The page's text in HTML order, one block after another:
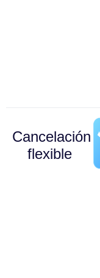
Cancelación
flexible